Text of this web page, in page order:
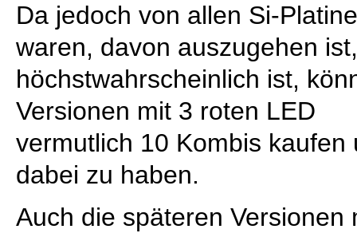
Da jedoch von allen Si-
waren, davon auszugehen
höchstwahrscheinlich ist,
Versionen mit 3 roten LED
vermutlich 10 Kombis
dabei zu haben.
Auch die späteren Versionen